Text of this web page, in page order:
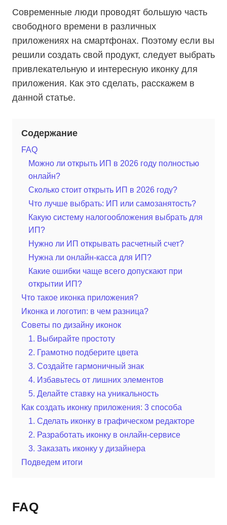
Современные люди проводят большую часть
свободного времени в различных
приложениях на смартфонах. Поэтому если вы
решили создать свой продукт, следует выбрать
привлекательную и интересную иконку для
приложения. Как это сделать, расскажем в
данной статье.
Содержание
FAQ
Можно ли открыть ИП в 2026 году полностью
онлайн?
Сколько стоит открыть ИП в 2026 году?
Что лучше выбрать: ИП или самозанятость?
Какую систему налогообложения выбрать для
ИП?
Нужно ли ИП открывать расчетный счет?
Нужна ли онлайн-касса для ИП?
Какие ошибки чаще всего допускают при
открытии ИП?
Что такое иконка приложения?
Иконка и логотип: в чем разница?
Советы по дизайну иконок
1. Выбирайте простоту
2. Грамотно подберите цвета
3. Создайте гармоничный знак
4. Избавьтесь от лишних элементов
5. Делайте ставку на уникальность
Как создать иконку приложения: 3 способа
1. Сделать иконку в графическом редакторе
2. Разработать иконку в онлайн-сервисе
3. Заказать иконку у дизайнера
Подведем итоги
FAQ